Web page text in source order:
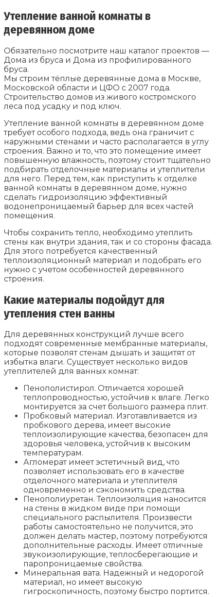
Утепление ванной комнаты в
деревянном доме
Обязательно посмотрите наш каталог проектов —
Дома из бруса и Дома из профилированного
бруса.
Мы строим тёплые деревянные дома в Москве,
Московской области и ЦФО с 2007 года.
Строительство домов из живого костромского
леса под усадку и под ключ.
Утепление ванной комнаты в деревянном доме
требует особого подхода, ведь она граничит с
наружными стенами и часто располагается в углу
строения. Важно и то, что это помещение имеет
повышенную влажность, поэтому стоит тщательно
подбирать отделочные материалы и утеплители
для него. Перед тем, как приступить к отделке
ванной комнаты в деревянном доме, нужно
сделать гидроизоляцию эффективный
водонепроницаемый барьер для всех частей
помещения.
Чтобы сохранить тепло, необходимо утеплить
стены как внутри здания, так и со стороны фасада.
Для этого потребуется качественный
теплоизоляционный материал и подобрать его
нужно с учетом особенностей деревянного
строения.
Какие материалы подойдут для
утепления стен ванны
Для деревянных конструкций лучше всего
подходят современные мембранные материалы,
которые позволят стенам дышать и защитят от
избытка влаги. Существует несколько видов
утеплителей для ванных комнат:
Пенополистирол. Отличается хорошей
теплопроводностью, устойчив к влаге. Легко
монтируется за счет большого размера плит.
Пробковый материал. Изготавливается из
пробкового дерева, имеет высокие
теплоизолирующие качества, безопасен для
здоровья человека, устойчив к высоким
температурам.
Агломерат имеет эстетичный вид, что
позволяет использовать его в качестве
отделочного материала и утеплителя
одновременно и сэкономить средства.
Пенополиуретан. Теплоизоляция наносится
на стены в жидком виде при помощи
специального распылителя. Произвести
работы самостоятельно не получится, это
должен делать мастер, поэтому потребуются
дополнительные расходы. Имеет отличные
звукоизолирующие, теплосберегающие и
паропроницаемые свойства.
Минеральная вата. Надежный и недорогой
материал, но имеет высокую
гигроскопичность, поэтому быстро портится.